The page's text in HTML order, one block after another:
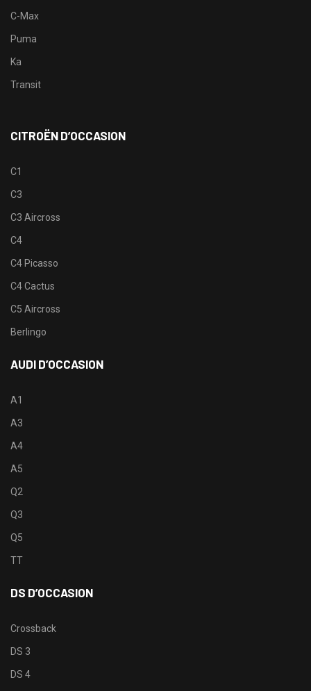
C-Max
Puma
Ka
Transit
CITROËN D’OCCASION
C1
C3
C3 Aircross
C4
C4 Picasso
C4 Cactus
C5 Aircross
Berlingo
AUDI D’OCCASION
A1
A3
A4
A5
Q2
Q3
Q5
TT
DS D’OCCASION
Crossback
DS 3
DS 4